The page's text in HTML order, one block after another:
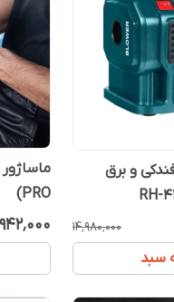
و برق
۱۴٬۹۸۰٬۰۰۰
سبد
PRO)